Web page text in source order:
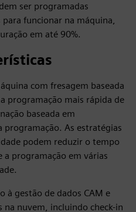
ser programadas
funcionar na máquina,
em até 90%.
com fresagem baseada
programação mais rápida de
baseada em
As estratégias
podem reduzir o tempo
a programação em várias
à gestão de dados CAM e
na nuvem, incluindo check-in